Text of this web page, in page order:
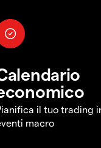
il tuo trading
macro